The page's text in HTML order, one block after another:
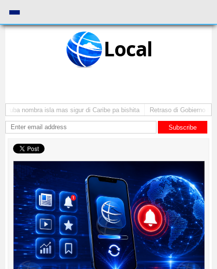
Local
nombra isla mas sigur di Caribe pa bishita Retraso di Gobierno ta
Subscribe